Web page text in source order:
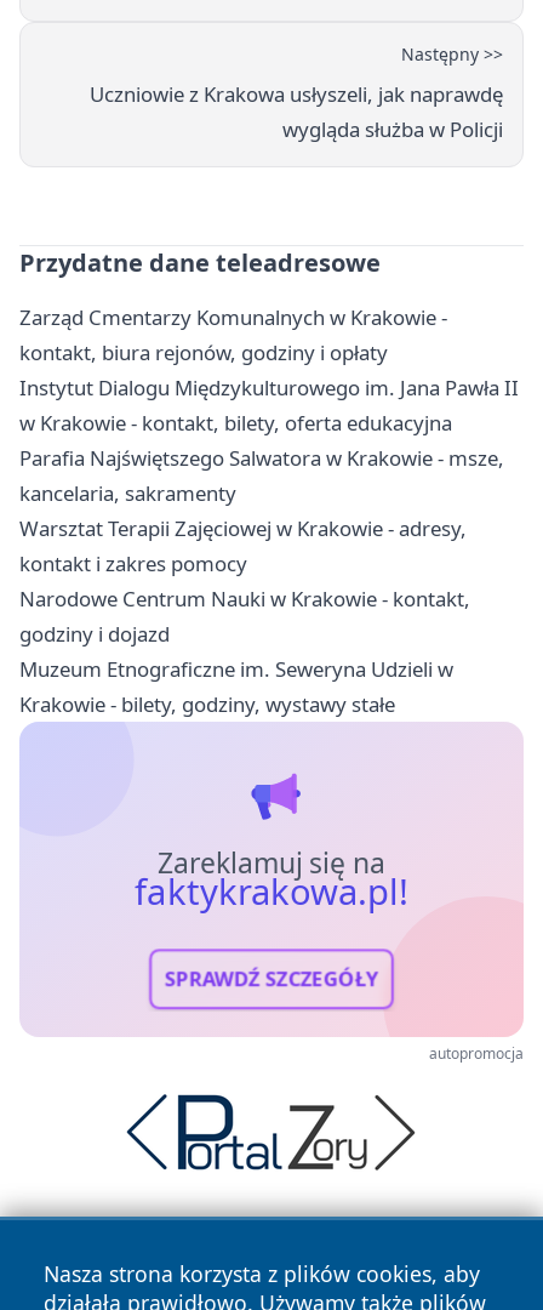
Następny >>
Uczniowie z Krakowa usłyszeli, jak naprawdę
wygląda służba w Policji
Przydatne dane teleadresowe
Zarząd Cmentarzy Komunalnych w Krakowie -
kontakt, biura rejonów, godziny i opłaty
Instytut Dialogu Międzykulturowego im. Jana Pawła II
w Krakowie - kontakt, bilety, oferta edukacyjna
Parafia Najświętszego Salwatora w Krakowie - msze,
kancelaria, sakramenty
Warsztat Terapii Zajęciowej w Krakowie - adresy,
kontakt i zakres pomocy
Narodowe Centrum Nauki w Krakowie - kontakt,
godziny i dojazd
Muzeum Etnograficzne im. Seweryna Udzieli w
Krakowie - bilety, godziny, wystawy stałe
Zareklamuj się na
faktykrakowa.pl!
SPRAWDŹ SZCZEGÓŁY
autopromocja
Nasza strona korzysta z plików cookies, aby
działała prawidłowo. Używamy także plików